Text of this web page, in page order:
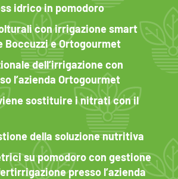
idrico in pomodoro
con irrigazione smart
Boccuzzi e Ortogourmet
dell’irrigazione con
l’azienda Ortogourmet
sostituire i nitrati con il
della soluzione nutritiva
su pomodoro con gestione
presso l’azienda